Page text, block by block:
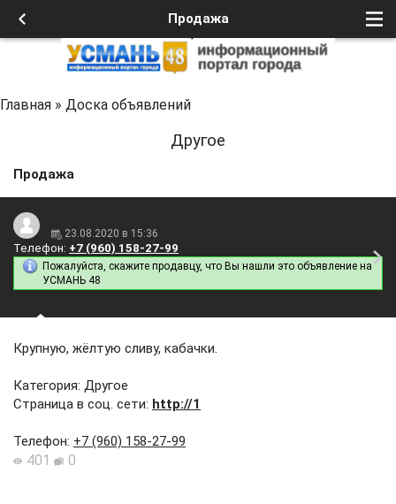
Продажа
Главная » Доска объявлений
Другое
Продажа
23.08.2020 в 15:36
Телефон: +7 (960) 158-27-99
Пожалуйста, скажите продавцу, что Вы нашли это объявление на
УСМАНЬ 48
Крупную, жёлтую сливу, кабачки.
Категория: Другое
Страница в соц. сети: http://1
Телефон: +7 (960) 158-27-99
401 0